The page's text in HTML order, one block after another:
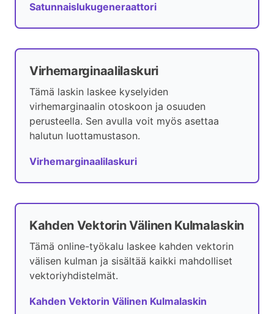
Satunnaislukugeneraattori
Virhemarginaalilaskuri
Tämä laskin laskee kyselyiden
virhemarginaalin otoskoon ja osuuden
perusteella. Sen avulla voit myös asettaa
halutun luottamustason.
Virhemarginaalilaskuri
Kahden Vektorin Välinen Kulmalaskin
Tämä online-työkalu laskee kahden vektorin
välisen kulman ja sisältää kaikki mahdolliset
vektoriyhdistelmät.
Kahden Vektorin Välinen Kulmalaskin